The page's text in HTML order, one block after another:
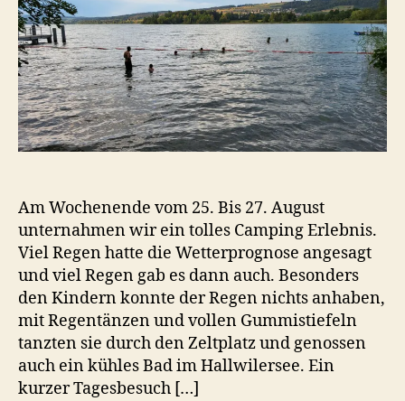
Am Wochenende vom 25. Bis 27. August
unternahmen wir ein tolles Camping Erlebnis.
Viel Regen hatte die Wetterprognose angesagt
und viel Regen gab es dann auch. Besonders
den Kindern konnte der Regen nichts anhaben,
mit Regentänzen und vollen Gummistiefeln
tanzten sie durch den Zeltplatz und genossen
auch ein kühles Bad im Hallwilersee. Ein
kurzer Tagesbesuch […]